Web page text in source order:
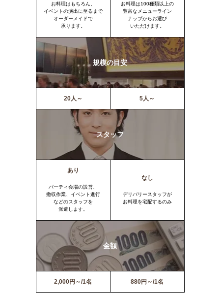
お料理はもちろん、
イベントの演出に至るまで
オーダーメイドで
承ります。
お料理は100種類以上の
豊富なメニューライン
ナップからお選び
いただけます。
規模の目安
20人～ 5人～
スタッフ
あり
パーティ会場の設営、
撤収作業、イベント進行
などのスタッフを
派遣します。
なし
デリバリースタッフが
お料理を宅配するのみ
金額
2,000円～/1名 880円～/1名